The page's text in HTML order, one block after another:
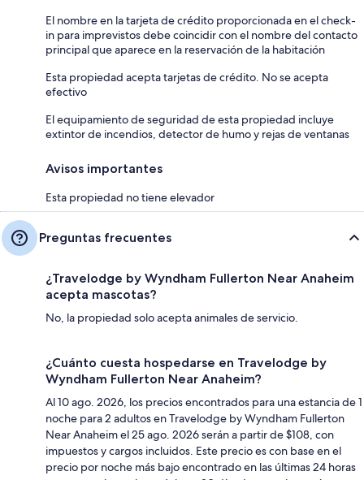
El nombre en la tarjeta de crédito proporcionada en el check-
in para imprevistos debe coincidir con el nombre del contacto
principal que aparece en la reservación de la habitación
Esta propiedad acepta tarjetas de crédito. No se acepta
efectivo
El equipamiento de seguridad de esta propiedad incluye
extintor de incendios, detector de humo y rejas de ventanas
Avisos importantes
Esta propiedad no tiene elevador
Preguntas frecuentes
¿Travelodge by Wyndham Fullerton Near Anaheim
acepta mascotas?
No, la propiedad solo acepta animales de servicio.
¿Cuánto cuesta hospedarse en Travelodge by
Wyndham Fullerton Near Anaheim?
Al 10 ago. 2026, los precios encontrados para una estancia de 1
noche para 2 adultos en Travelodge by Wyndham Fullerton
Near Anaheim el 25 ago. 2026 serán a partir de $108, con
impuestos y cargos incluidos. Este precio es con base en el
precio por noche más bajo encontrado en las últimas 24 horas